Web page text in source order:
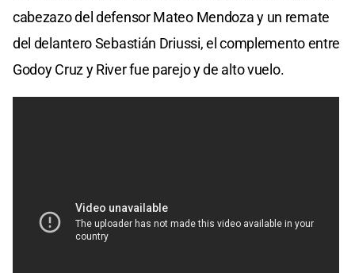
cabezazo del defensor Mateo Mendoza y un remate
del delantero Sebastián Driussi, el complemento entre
Godoy Cruz y River fue parejo y de alto vuelo.